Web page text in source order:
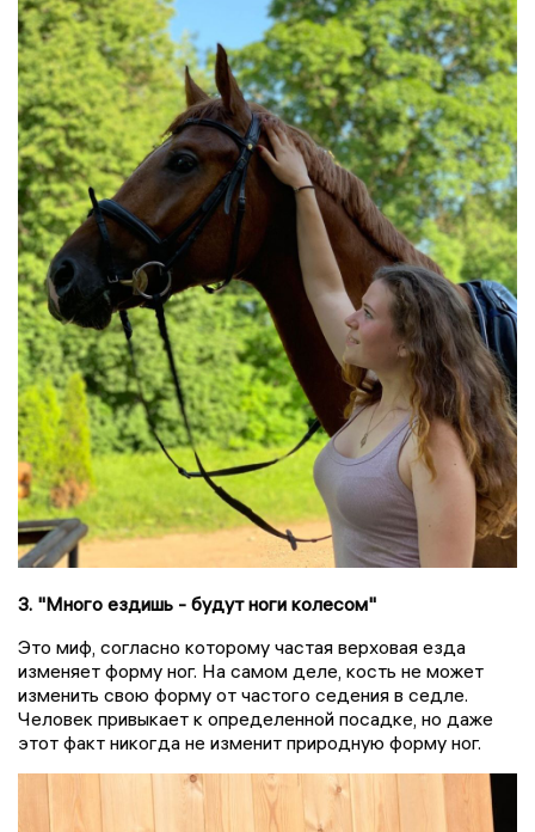
3. "Много ездишь - будут ноги колесом"
Это миф, согласно которому частая верховая езда
изменяет форму ног. На самом деле, кость не может
изменить свою форму от частого седения в седле.
Человек привыкает к определенной посадке, но даже
этот факт никогда не изменит природную форму ног.